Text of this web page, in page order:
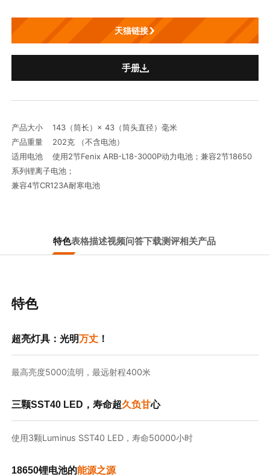
天猫链接
手册
产品大小 143（筒长）× 43（筒头直径）毫米
产品重量 202克 （不含电池）
适用电池 使用2节Fenix ARB-L18-3000P动力电池；兼容2节18650
系列锂离子电池；
兼容4节CR123A耐寒电池
特色表格描述视频问答下载测评相关产品
特色
超亮灯具：光明万丈 ！
最高亮度5000流明，最远射程400米
三颗SST40 LED，寿命超久负甘心
使用3颗Luminus SST40 LED，寿命50000小时
18650锂电池的能源之源